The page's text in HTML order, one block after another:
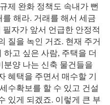
제 완화 정책도 속내가 뻔
해라. 거래를 해서 세금
자가 앞서 언급한 안정적
질을 녹인 거죠. 현재 주거
고 싶은 사람, 주택을 더
분양 나는 신축 물건들을
혜택을 주면서 매수할 기
수확보를 할 수 있고 건설
있게 되겠죠. 이렇게 큰 부